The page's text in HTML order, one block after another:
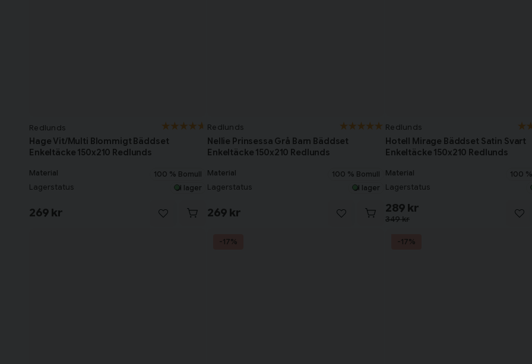
Redlunds
Hage Vit/Multi Blommigt Bäddset
Enkeltäcke 150x210 Redlunds
Material 100 % Bomull
Lagerstatus I lager
269 kr
Redlunds
Nellie Prinsessa Grå Barn Bäddset
Enkeltäcke 150x210 Redlunds
Material 100 % Bomull
Lagerstatus I lager
269 kr
Redlunds
Hotell Mirage Bäddset Satin Svart
Enkeltäcke 150x210 Redlunds
Material 100
Lagerstatus
349 kr
289 kr
-17% -17%